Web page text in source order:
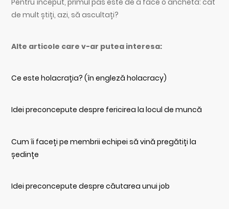
de mult știți, azi, să ascultați?
Alte articole care v-ar putea interesa:
Ce este holacrația? (în engleză holacracy)
Idei preconcepute despre fericirea la locul de muncă
Cum îi faceți pe membrii echipei să vină pregătiți la
ședințe
Idei preconcepute despre căutarea unui job